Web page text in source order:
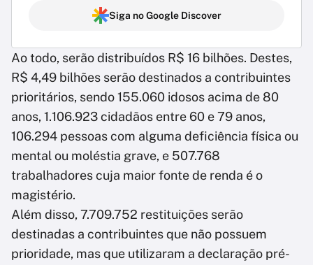
Siga no Google Discover
Ao todo, serão distribuídos R$ 16 bilhões. Destes,
R$ 4,49 bilhões serão destinados a contribuintes
prioritários, sendo 155.060 idosos acima de 80
anos, 1.106.923 cidadãos entre 60 e 79 anos,
106.294 pessoas com alguma deficiência física ou
mental ou moléstia grave, e 507.768
trabalhadores cuja maior fonte de renda é o
magistério.
Além disso, 7.709.752 restituições serão
destinadas a contribuintes que não possuem
prioridade, mas que utilizaram a declaração pré-